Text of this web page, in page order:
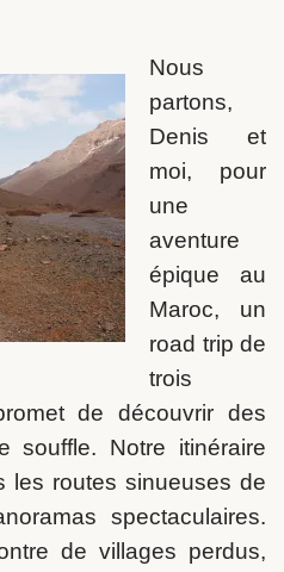
Nous
partons,
Denis et
moi, pour
une
aventure
épique au
Maroc, un
road trip de
trois
de découvrir des
souffle. Notre itinéraire
les routes sinueuses de
spectaculaires.
de villages perdus,